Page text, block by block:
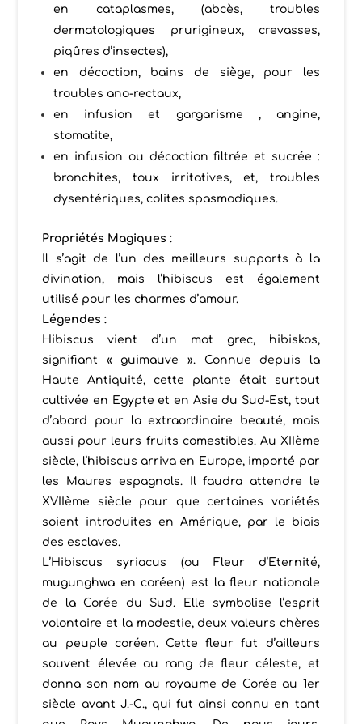
en cataplasmes, (abcès, troubles
dermatologiques prurigineux, crevasses,
piqûres d’insectes),
en décoction, bains de siège, pour les
troubles ano-rectaux,
en infusion et gargarisme , angine,
stomatite,
en infusion ou décoction filtrée et sucrée :
bronchites, toux irritatives, et, troubles
dysentériques, colites spasmodiques.
Propriétés Magiques :
Il s’agit de l’un des meilleurs supports à la
divination, mais l’hibiscus est également
utilisé pour les charmes d’amour.
Légendes :
Hibiscus vient d’un mot grec, hibiskos,
signifiant « guimauve ». Connue depuis la
Haute Antiquité, cette plante était surtout
cultivée en Egypte et en Asie du Sud-Est, tout
d’abord pour la extraordinaire beauté, mais
aussi pour leurs fruits comestibles. Au XIIème
siècle, l’hibiscus arriva en Europe, importé par
les Maures espagnols. Il faudra attendre le
XVIIème siècle pour que certaines variétés
soient introduites en Amérique, par le biais
des esclaves.
L’Hibiscus syriacus (ou Fleur d’Eternité,
mugunghwa en coréen) est la fleur nationale
de la Corée du Sud. Elle symbolise l’esprit
volontaire et la modestie, deux valeurs chères
au peuple coréen. Cette fleur fut d’ailleurs
souvent élevée au rang de fleur céleste, et
donna son nom au royaume de Corée au 1er
siècle avant J.-C., qui fut ainsi connu en tant